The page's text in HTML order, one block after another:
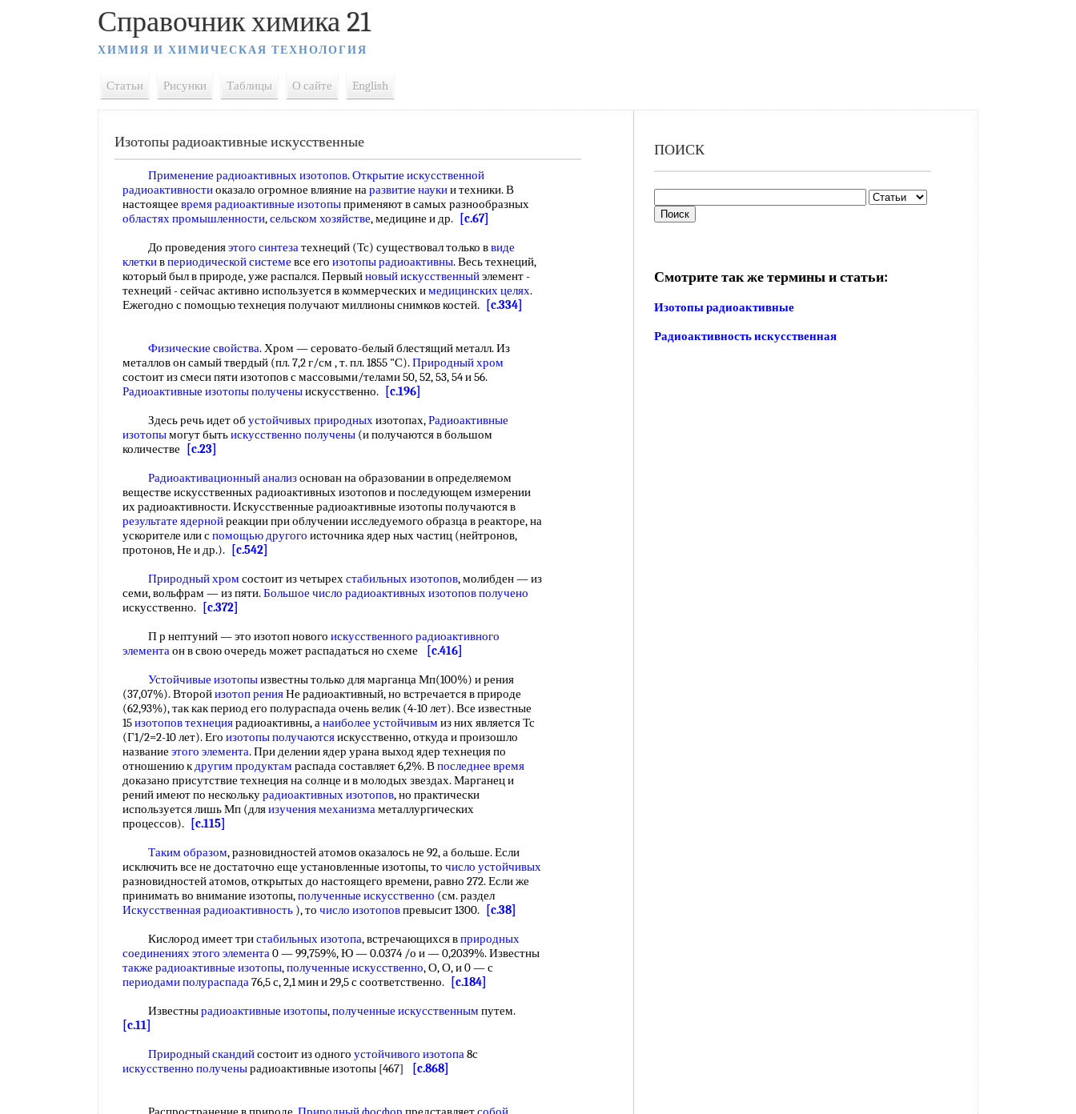
Справочник химика 21
ХИМИЯ И ХИМИЧЕСКАЯ ТЕХНОЛОГИЯ
Статьи Рисунки Таблицы О сайте English
Изотопы радиоактивные искусственные
Применение радиоактивных изотопов.Открытие искусственной
радиоактивностиоказало огромное влияние наразвитие наукии техники. В
настоящее время радиоактивные изотопыприменяют в самых разнообразных
областях промышленности,сельском хозяйстве, медицине и др.
[c.67]
До проведенияэтого синтезатехнеций (Тс) существовал только ввиде
клеткивпериодической системе все его изотопы радиоактивны. Весь технеций,
который был в природе, уже распался. Первыйновый искусственныйэлемент -
технеций - сейчас активно используется в коммерческих имедицинских целях.
Ежегодно с помощью технеция получают миллионы снимков костей.
[c.334]
Физические свойства. Хром — серовато-белый блестящий металл. Из
металлов он самый твердый (пл. 7,2 г/см , т. пл. 1855 "С).Природный хром
состоит из смеси пяти изотопов с массовыми/телами 50, 52, 53, 54 и 56.
Радиоактивные изотопы полученыискусственно.
[c.196]
Здесь речь идет об устойчивых природныхизотопах,Радиоактивные
изотопымогут бытьискусственно получены (и получаются в большом
количестве
[c.23]
Радиоактивационный анализоснован на образовании в определяемом
веществе искусственных радиоактивных изотопов и последующем измерении
их радиоактивности. Искусственные радиоактивные изотопы получаются в
результате ядернойреакции при облучении исследуемого образца в реакторе, на
ускорителе или спомощью другого источника ядер ных частиц (нейтронов,
протонов, Не и др.).
[c.542]
Природный хром состоит из четырехстабильных изотопов, молибден — из
семи, вольфрам — из пяти.Большое число радиоактивных изотопов получено
искусственно.
[c.372]
П р нептуний — это изотоп нового искусственного радиоактивного
элементаон в свою очередь может распадаться но схеме
[c.416]
Устойчивые изотопыизвестны только для марганца Мп(100%) и рения
(37,07%). Второйизотоп ренияНе радиоактивный, но встречается в природе
(62,93%), так как период его полураспада очень велик (4-10 лет). Все известные
15изотопов технециярадиоактивны, анаиболее устойчивым из них является Тс
(Г1/2=2-10 лет). Его изотопы получаютсяискусственно, откуда и произошло
название этого элемента. При делении ядер урана выход ядер технеция по
отношению кдругим продуктам распада составляет 6,2%. Впоследнее время
доказано присутствие технеция на солнце и в молодых звездах. Марганец и
рений имеют по несколькурадиоактивных изотопов, но практически
используется лишь Мп (дляизучения механизмаметаллургических
процессов).
[c.115]
Таким образом, разновидностей атомов оказалось не 92, а больше. Если
исключить все не достаточно еще установленные изотопы, то число устойчивых
разновидностей атомов, открытых до настоящего времени, равно 272. Если же
принимать во внимание изотопы,полученные искусственно (см. раздел
Искусственная радиоактивность ), то число изотоповпревысит 1300.
[c.38]
Кислород имеет тристабильных изотопа, встречающихся вприродных
соединенияхэтого элемента0 — 99,759%, Ю — 0.0374 /о и — 0,2039%. Известны
также радиоактивные изотопы,полученные искусственно, О, О, и 0 — с
периодами полураспада76,5 с, 2,1 мин и 29,5 с соответственно.
[c.184]
Известнырадиоактивные изотопы,полученные искусственным путем.
[c.11]
Природный скандийсостоит из одного устойчивого изотопа8с
искусственно полученырадиоактивные изотопы [467] [c.868]
ПОИСК
Смотрите так же термины и статьи:
Изотопы радиоактивные
Радиоактивность искусственная